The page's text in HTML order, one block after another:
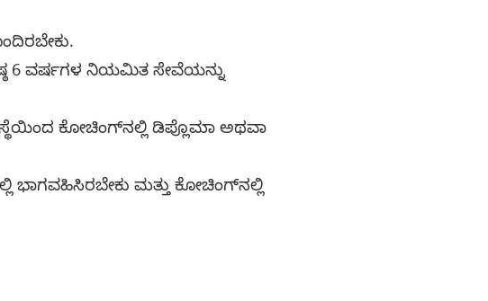
6 ವರ್ಷಗಳ ನಿಯಮಿತ ಸೇವೆಯನ್ನು
ಕೋಚಿಂಗ್‌ನಲ್ಲಿ ಡಿಪ್ಲೊಮಾ ಅಥವಾ
ಭಾಗವಹಿಸಿರಬೇಕು ಮತ್ತು ಕೋಚಿಂಗ್‌ನಲ್ಲಿ